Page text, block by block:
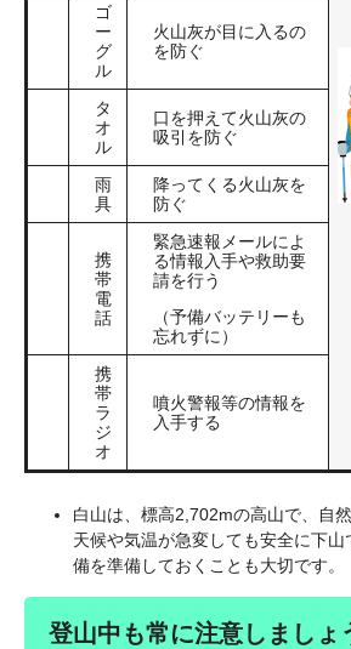
ゴ
ー
グ
ル
火山灰が目に入るの
を防ぐ
タ
オ
ル
口を押えて火山灰の
吸引を防ぐ
雨
具
降ってくる火山灰を
防ぐ
携
帯
電
話
緊急速報メールによ
る情報入手や救助要
請を行う
（予備バッテリーも
忘れずに）
携
帯
ラ
ジ
オ
噴火警報等の情報を
入手する
白山は、標高2,702mの高山で、自
天候や気温が急変しても安全に下
備を準備しておくことも大切です。
登山中も常に注意しましょ